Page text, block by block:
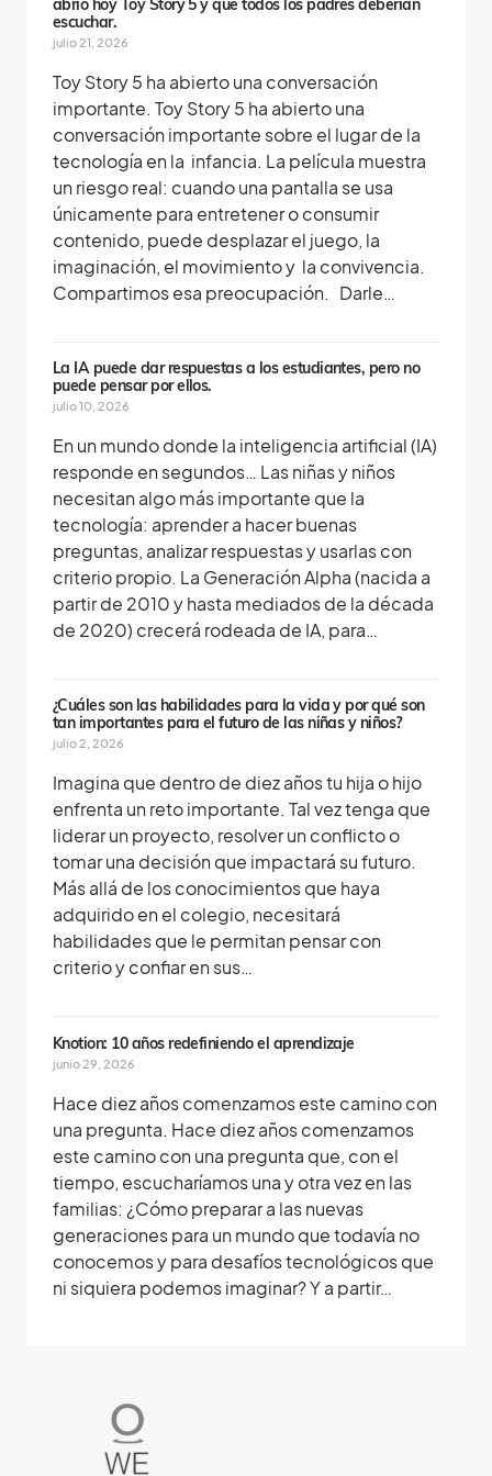
abrió hoy Toy Story 5 y que todos los padres deberían
escuchar.
julio 21, 2026
Toy Story 5 ha abierto una conversación
importante. Toy Story 5 ha abierto una
conversación importante sobre el lugar de la
tecnología en la infancia. La película muestra
un riesgo real: cuando una pantalla se usa
únicamente para entretener o consumir
contenido, puede desplazar el juego, la
imaginación, el movimiento y la convivencia.
Compartimos esa preocupación. Darle…
La IA puede dar respuestas a los estudiantes, pero no
puede pensar por ellos.
julio 10, 2026
En un mundo donde la inteligencia artificial (IA)
responde en segundos… Las niñas y niños
necesitan algo más importante que la
tecnología: aprender a hacer buenas
preguntas, analizar respuestas y usarlas con
criterio propio. La Generación Alpha (nacida a
partir de 2010 y hasta mediados de la década
de 2020) crecerá rodeada de IA, para…
¿Cuáles son las habilidades para la vida y por qué son
tan importantes para el futuro de las niñas y niños?
julio 2, 2026
Imagina que dentro de diez años tu hija o hijo
enfrenta un reto importante. Tal vez tenga que
liderar un proyecto, resolver un conflicto o
tomar una decisión que impactará su futuro.
Más allá de los conocimientos que haya
adquirido en el colegio, necesitará
habilidades que le permitan pensar con
criterio y confiar en sus…
Knotion: 10 años redefiniendo el aprendizaje
junio 29, 2026
Hace diez años comenzamos este camino con
una pregunta. Hace diez años comenzamos
este camino con una pregunta que, con el
tiempo, escucharíamos una y otra vez en las
familias: ¿Cómo preparar a las nuevas
generaciones para un mundo que todavía no
conocemos y para desafíos tecnológicos que
ni siquiera podemos imaginar? Y a partir…